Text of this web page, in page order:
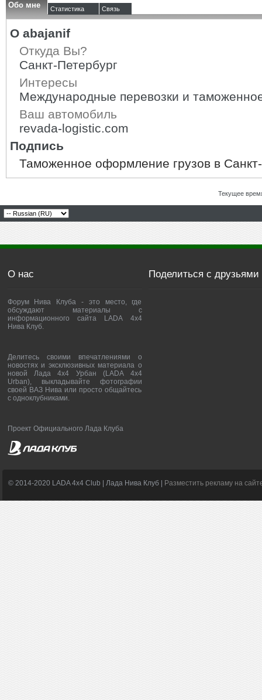
Обо мне Статистика Связь
О abajanif
Откуда Вы?
Санкт-Петербург
Интересы
Международные перевозки и
Ваш автомобиль
revada-logistic.com
Подпись
Таможенное оформление грузов в
Текущее
О нас
Форум Нива Клуба - это место, где
обсуждают материалы с
информационного сайта LADA 4x4
Нива Клуб.
Делитесь своими впечатлениями о
новостях и эксклюзивных материала о
новой Лада 4х4 Урбан (LADA 4x4
Urban), выкладывайте фотографии
своей ВАЗ Нива или просто общайтесь
с одноклубниками.
Проект Официального Лада Клуба
Поделиться с друзьями
© 2014-2020 LADA 4x4 Club | Лада Нива Клуб | Разместить рекламу на